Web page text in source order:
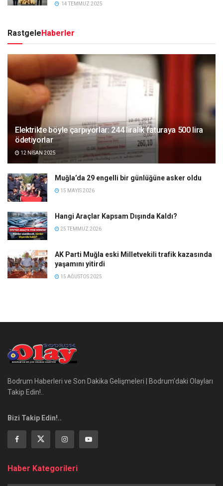
14 TEMMUZ 2025
RastgeleHaberler
Elektrikte böyle çarpıyorlar: 244 liralık faturaya 500 lira
ödetiyorlar
12 NISAN 2025
Muğla’da 29 engelli bir günlüğüne asker oldu
15 MAYIS 2026
Hangi Araçlar Kapsam Dışında Kaldı?
25 TEMMUZ 2026
AK Parti Muğla eski Milletvekili trafik kazasında
yaşamını yitirdi
15 AĞUSTOS 2025
Bodrum Haberleri ve Son Dakika Gelişmeleri | Bodrum’daki Olayları
Takip Edin!..
Bizi Takip Edin!..
Haber Kategorileri